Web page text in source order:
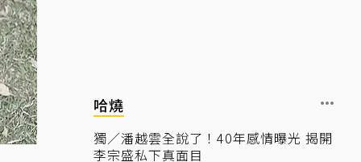
哈燒
獨／潘越雲全說了！40年感情曝光 揭開
李宗盛私下真面目